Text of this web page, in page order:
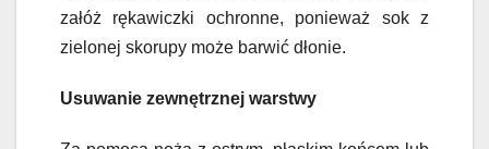
załóż rękawiczki ochronne, ponieważ sok z
zielonej skorupy może barwić dłonie.
Usuwanie zewnętrznej warstwy